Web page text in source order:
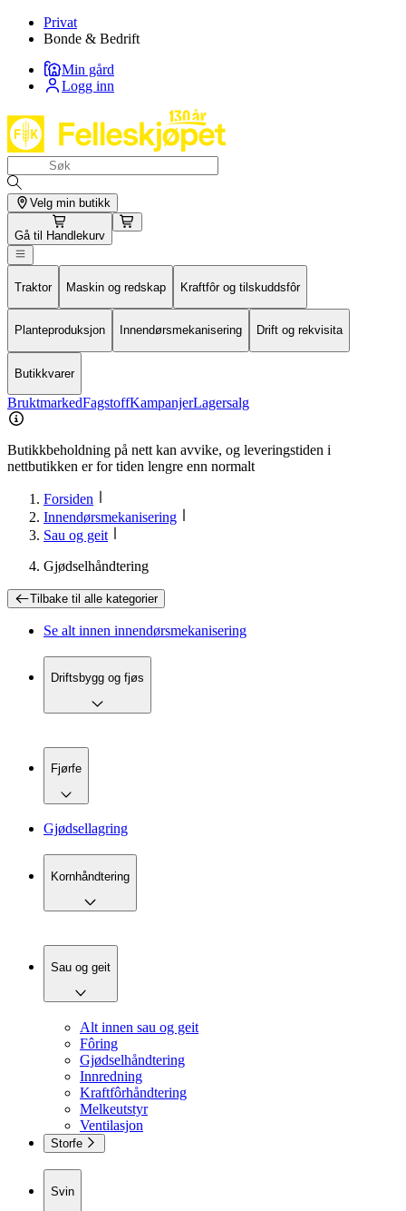
Privat
Bonde & Bedrift
Min gård
Logg inn
Velg min butikk
Gå til Handlekurv
Traktor Maskin og redskap Kraftfôr og tilskuddsfôr
Planteproduksjon Innendørsmekanisering Drift og rekvisita
Butikkvarer
BruktmarkedFagstoffKampanjerLagersalg
Butikkbeholdning på nett kan avvike, og leveringstiden i
nettbutikken er for tiden lengre enn normalt
Forsiden
Innendørsmekanisering
Sau og geit
Gjødselhåndtering
Tilbake til alle kategorier
Se alt innen innendørsmekanisering
Driftsbygg og fjøs
Fjørfe
Gjødsellagring
Kornhåndtering
Sau og geit
Alt innen sau og geit
Fôring
Gjødselhåndtering
Innredning
Kraftfôrhåndtering
Melkeutstyr
Ventilasjon
Storfe
Svin